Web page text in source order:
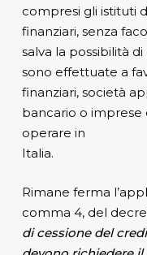
compresi gli istituti
finanziari, senza
salva la possibilità
sono effettuate a
finanziari, società
bancario o imprese
operare in
Italia.
Rimane ferma
comma 4, del
di cessione del